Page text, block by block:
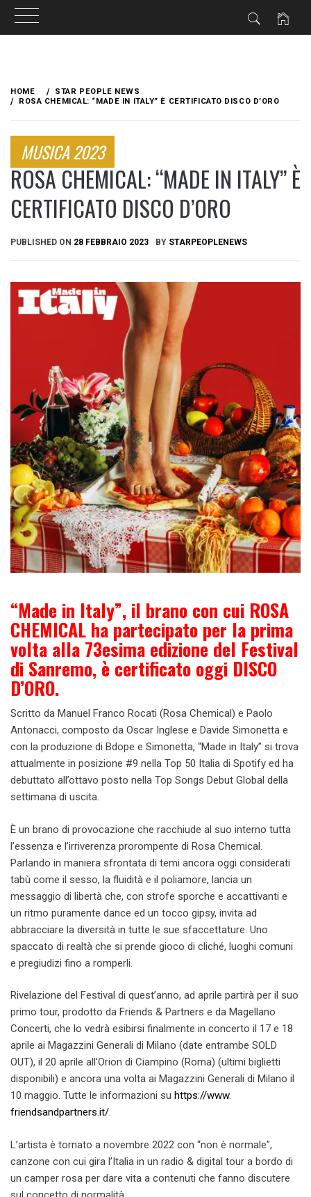
content
HOME
STAR PEOPLE NEWS
ROSA CHEMICAL: “MADE IN ITALY” È CERTIFICATO DISCO D’ORO
MUSICA 2023
ROSA CHEMICAL: “MADE IN ITALY” È
CERTIFICATO DISCO D’ORO
PUBLISHED ON 28 FEBBRAIO 2023 BY STARPEOPLENEWS
“Made in Italy”, il brano con cui ROSA
CHEMICAL ha partecipato per la prima
volta alla 73esima edizione del Festival
di Sanremo, è certificato oggi DISCO
D’ORO.
Scritto da Manuel Franco Rocati (Rosa Chemical) e Paolo
Antonacci, composto da Oscar Inglese e Davide Simonetta e
con la produzione di Bdope e Simonetta, “Made in Italy” si trova
attualmente in posizione #9 nella Top 50 Italia di Spotify ed ha
debuttato all’ottavo posto nella Top Songs Debut Global della
settimana di uscita.
È un brano di provocazione che racchiude al suo interno tutta
l’essenza e l’irriverenza prorompente di Rosa Chemical.
Parlando in maniera sfrontata di temi ancora oggi considerati
tabù come il sesso, la fluidità e il poliamore, lancia un
messaggio di libertà che, con strofe sporche e accattivanti e
un ritmo puramente dance ed un tocco gipsy, invita ad
abbracciare la diversità in tutte le sue sfaccettature. Uno
spaccato di realtà che si prende gioco di cliché, luoghi comuni
e pregiudizi fino a romperli.
Rivelazione del Festival di quest’anno, ad aprile partirà per il suo
primo tour, prodotto da Friends & Partners e da Magellano
Concerti, che lo vedrà esibirsi finalmente in concerto il 17 e 18
aprile ai Magazzini Generali di Milano (date entrambe SOLD
OUT), il 20 aprile all’Orion di Ciampino (Roma) (ultimi biglietti
disponibili) e ancora una volta ai Magazzini Generali di Milano il
10 maggio. Tutte le informazioni su https://www.
friendsandpartners.it/.
L’artista è tornato a novembre 2022 con “non è normale”,
canzone con cui gira l’Italia in un radio & digital tour a bordo di
un camper rosa per dare vita a contenuti che fanno discutere